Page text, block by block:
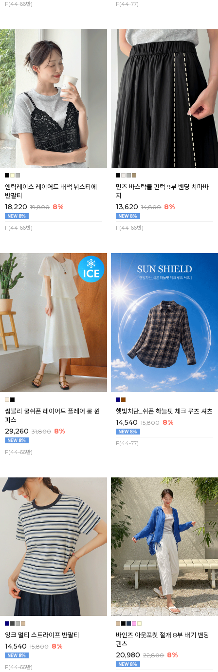
F(44-66반) F(44-77)
앤틱레이스 레이어드 배색 뷔스티에
반팔티
18,220 19,800 8%
F(44-66반)
민즈 바스락쿨 핀턱 9부 밴딩 치마바
지
13,620 14,800 8%
F(44-66반)
썸블리 쿨쉬폰 레이어드 플레어 롱 원
피스
29,260 31,800 8%
F(44-66반)
햇빛차단_쉬폰 하늘핏 체크 루즈 셔츠
14,540 15,800 8%
F(44-77)
잉크 멀티 스트라이프 반팔티
14,540 15,800 8%
F(44-66반)
바인즈 아웃포켓 절개 8부 배기 밴딩
팬츠
20,980 22,800 8%